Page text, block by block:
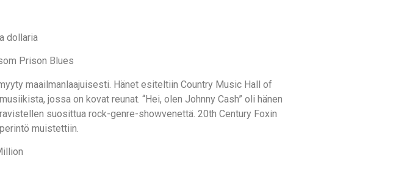
dollaria
Prison Blues
maailmanlaajuisesti. Hänet esiteltiin Country Music Hall of
jossa on kovat reunat. “Hei, olen Johnny Cash” oli hänen
suosittua rock-genre-showvenettä. 20th Century Foxin
muistettiin.